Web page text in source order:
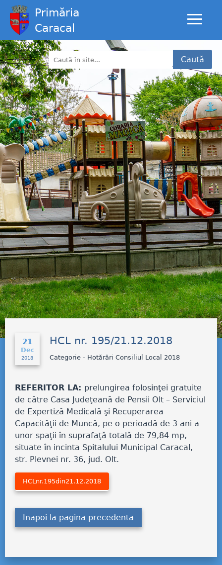
Primăria
Caracal
Caută
21
Dec
2018
HCL nr. 195/21.12.2018
Categorie - Hotărâri Consiliul Local 2018
REFERITOR LA: prelungirea folosinţei gratuite
de către Casa Judeţeană de Pensii Olt – Serviciul
de Expertiză Medicală şi Recuperarea
Capacităţii de Muncă, pe o perioadă de 3 ani a
unor spaţii în suprafaţă totală de 79,84 mp,
situate în incinta Spitalului Municipal Caracal,
str. Plevnei nr. 36, jud. Olt.
HCLnr.195din21.12.2018
Inapoi la pagina precedenta